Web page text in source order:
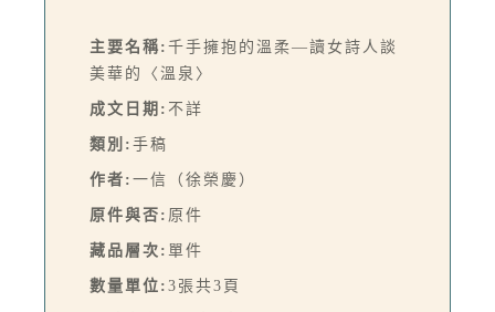
主要名稱: 千手擁抱的溫柔—讀女詩人談
美華的〈溫泉〉
成文日期: 不詳
類別: 手稿
作者: 一信（徐榮慶）
原件與否: 原件
藏品層次: 單件
數量單位: 3張共3頁